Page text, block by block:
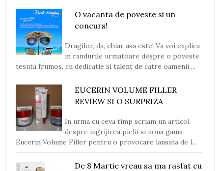
O vacanta de poveste si un
concurs!
Dragilor, da, chiar asa este! Va voi explica
in randurile urmatoare despre o poveste
tesuta frumos, cu dedicatie si talent de catre oamenii ...
EUCERIN VOLUME FILLER
REVIEW SI O SURPRIZA
In urma cu ceva timp scriam un articol
despre ingrijirea pielii si noua gama
Eucerin Volume Filler pentru o provocare lansata de I...
De 8 Martie vreau sa ma rasfat cu